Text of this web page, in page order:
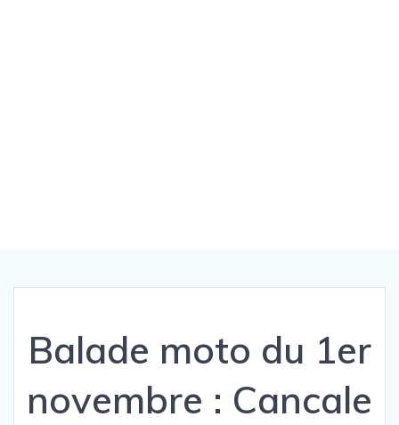
Balade moto du 1er
novembre : Cancale